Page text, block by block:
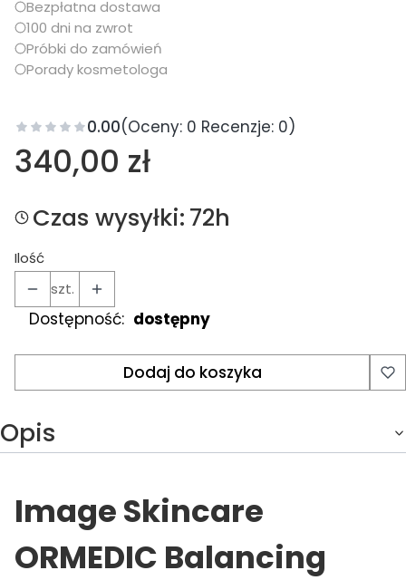
Bezpłatna dostawa
100 dni na zwrot
Próbki do zamówień
Porady kosmetologa
0.00(Oceny: 0 Recenzje: 0)
Cena
340,00 zł
Czas wysyłki:72h
Ilość
szt.
Dostępność: dostępny
Dodaj do koszyka
Opis
Image Skincare
ORMEDIC Balancing